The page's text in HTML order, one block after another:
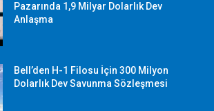
Pazarında 1,9 Milyar Dolarlık Dev
Anlaşma
Bell’den H-1 Filosu İçin 300 Milyon
Dolarlık Dev Savunma Sözleşmesi